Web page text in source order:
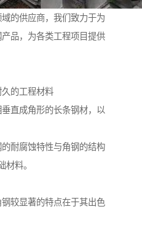
的供应商，我们致力于为
品，为各类工程项目提供
的工程材料
直成角形的长条钢材，以
耐腐蚀特性与角钢的结构
材料。
较显著的特点在于其出色